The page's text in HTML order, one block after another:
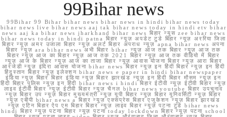
99Bihar news
99Bihar 99 Bihar bihar news bihar news in hindi bihar news today
bihar news live bihar news aaj tak bihar news today in hindi etv bihar
news aaj ka bihar news jharkhand bihar news बिहार न्यूस zee bihar news
bihar news today in hindi patna बिहार न्यूज़ अपडेट टुडे बिहार न्यूज़ अररिया जिला
बिहार न्यूज़ अमर उजाला बिहार न्यूज़ अलर्ट बिहार अपराध न्यूज़ apna bihar news अपना
बिहार न्यूज़ ara bihar news अभी बिहार bihar न्यूज़ आज तक बिहार न्यूज़ आज तक
बिहार न्यूज़ आज का बिहार न्यूज़ आज तक 2021 बिहार न्यूज़ आज तक वीडियो में बिहार
न्यूज़ आज के बिहार न्यूज़ आज का ताजा बिहार न्यूज़ आवास योजना बिहार न्यूज़ आरा बिहार
आरजेडी न्यूज़ इंदिरा आवास योजना bihar news बिहार न्यूज़ इन हिंदी बिहार न्यूज़ इन हिंदी
हिंदुस्तान बिहार न्यूज़ इलेक्शन bihar news e paper in hindi bihar newspaper
इंडिया न्यूज़ बिहार बिहार इंडिया न्यूज़ बिहार झारखंड न्यूज़ इन हिंदी बिहार मौसम न्यूज़ इन
हिंदी बिहार पुलिस न्यूज़ इन हिंदी bihar news i hindi बिहार ईटीवी न्यूज़ ईटीवी बिहार न्यूज़
लाइव ईटीवी बिहार न्यूज़ ईटीवी बिहार न्यूज़ चैनल bihar news youtube बिहार उपचुनाव
न्यूज़ बिहार उप न्यूज़ बिहार मुख्यमंत्री न्यूज़ यूपी बिहार न्यूज़ बिहार यूनिवर्सिटी न्यूज़ बिहार
न्यूज़ एबीपी bihar news a बिहार न्यूज़ एक्सप्रेस बिहार एजुकेशन न्यूज़ बिहार झारखंड
न्यूज़ एटिन बिहार ऐप एम बिहार बिहार न्यूज़ लाइव बिहार न्यूज़ पटना टुडे bihar news
hindi बिहार न्यूज़ पटना बिहार न्यूज़ पटना today lockdown बिहार न्यूज़ पटना school